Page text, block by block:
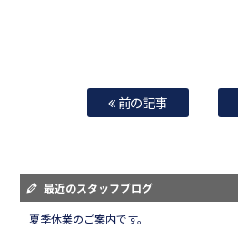
前の記事
最近のスタッフブログ
夏季休業のご案内です。